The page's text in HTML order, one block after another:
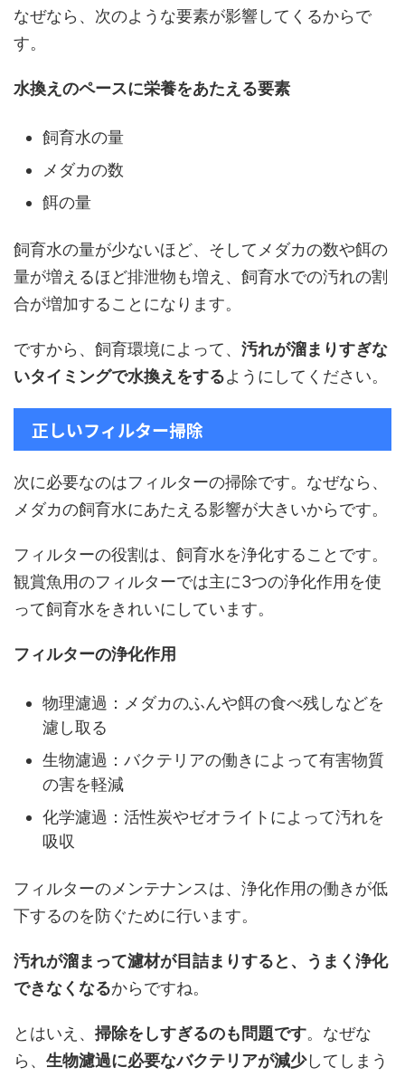
なぜなら、次のような要素が影響してくるからで
す。
水換えのペースに栄養をあたえる要素
飼育水の量
メダカの数
餌の量
飼育水の量が少ないほど、そしてメダカの数や餌の
量が増えるほど排泄物も増え、飼育水での汚れの割
合が増加することになります。
ですから、飼育環境によって、 汚れが溜まりすぎな
いタイミングで水換えをするようにしてください。
正しいフィルター掃除
次に必要なのはフィルターの掃除です。なぜなら、
メダカの飼育水にあたえる影響が大きいからです。
フィルターの役割は、飼育水を浄化することです。
観賞魚用のフィルターでは主に3つの浄化作用を使
って飼育水をきれいにしています。
フィルターの浄化作用
物理濾過：メダカのふんや餌の食べ残しなどを
濾し取る
生物濾過：バクテリアの働きによって有害物質
の害を軽減
化学濾過：活性炭やゼオライトによって汚れを
吸収
フィルターのメンテナンスは、浄化作用の働きが低
下するのを防ぐために行います。
汚れが溜まって濾材が目詰まりすると、うまく浄化
できなくなるからですね。
とはいえ、 掃除をしすぎるのも問題です。なぜな
ら、 生物濾過に必要なバクテリアが減少してしまう